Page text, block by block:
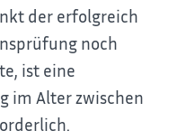
der erfolgreich
noch
ist eine
im Alter zwischen